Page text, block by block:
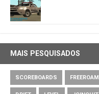
MAIS PESQUISADOS
SCOREBOARDS FREEROAM